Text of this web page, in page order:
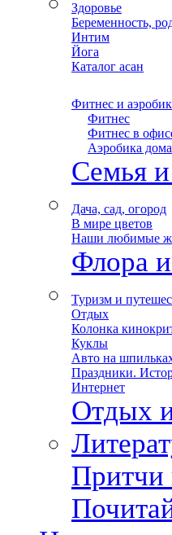
Здоровье
Беременность,
Интим
Йога
Каталог асан
Фитнес и
Фитнес
Фитнес в
Аэробика дома
Семья
Дача, сад, огород
В мире цветов
Наши любимые
Флора
Туризм и
Отдых
Колонка
Куклы
Авто на
Праздники.
Интернет
Отдых
Притчи